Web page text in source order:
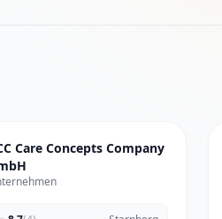
Care Concepts Company